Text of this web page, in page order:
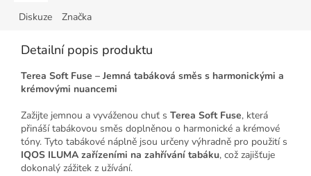
Diskuze Značka
Detailní popis produktu
Terea Soft Fuse – Jemná tabáková směs s harmonickými a
krémovými nuancemi
Zažijte jemnou a vyváženou chuť s Terea Soft Fuse, která
přináší tabákovou směs doplněnou o harmonické a krémové
tóny. Tyto tabákové náplně jsou určeny výhradně pro použití s
IQOS ILUMA zařízeními na zahřívání tabáku, což zajišťuje
dokonalý zážitek z užívání.